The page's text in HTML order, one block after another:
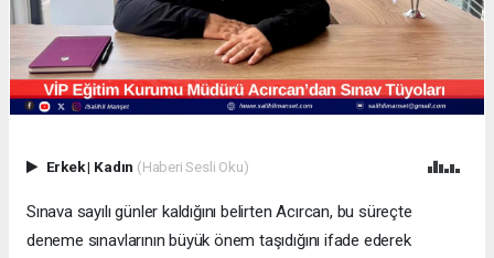
Erkek| Kadın (Haberi Sesli Oku)
Sınava sayılı günler kaldığını belirten Acırcan, bu süreçte
deneme sınavlarının büyük önem taşıdığını ifade ederek